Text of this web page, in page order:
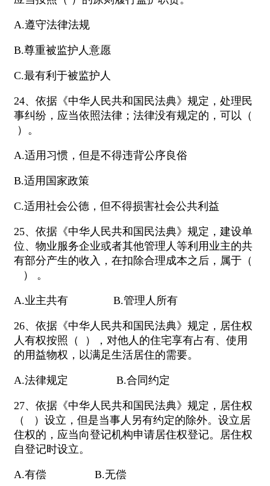
A.遵守法律法规
B.尊重被监护人意愿
C.最有利于被监护人
24、依据《中华人民共和国民法典》规定，处理民
事纠纷，应当依照法律；法律没有规定的，可以（
）。
A.适用习惯，但是不得违背公序良俗
B.适用国家政策
C.适用社会公德，但不得损害社会公共利益
25、依据《中华人民共和国民法典》规定，建设单
位、物业服务企业或者其他管理人等利用业主的共
有部分产生的收入，在扣除合理成本之后，属于（
） 。
A.业主共有 B.管理人所有
26、依据《中华人民共和国民法典》规定，居住权
人有权按照（ ），对他人的住宅享有占有、使用
的用益物权，以满足生活居住的需要。
A.法律规定 B.合同约定
27、依据《中华人民共和国民法典》规定，居住权
（ ）设立，但是当事人另有约定的除外。设立居
住权的，应当向登记机构申请居住权登记。居住权
自登记时设立。
A.有偿 B.无偿